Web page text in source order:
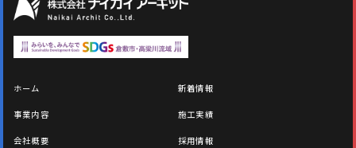
ホーム 新着情報
事業内容 施工実績
会社概要 採用情報